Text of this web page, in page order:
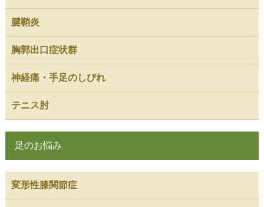
腱鞘炎
胸郭出口症状群
神経痛・手足のしびれ
テニス肘
足のお悩み
変形性膝関節症